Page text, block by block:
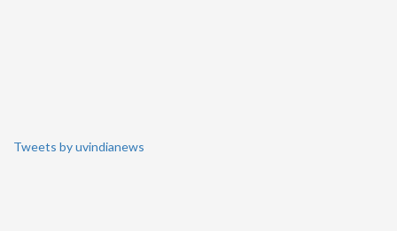
Tweets by uvindianews